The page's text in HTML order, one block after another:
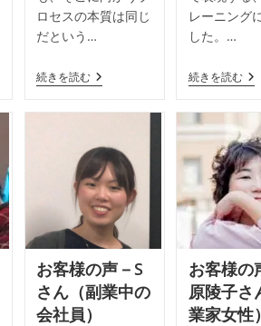
リ
ー:
ロセスの本質は同じ
だという…
続きを読むお
客
－
中
田
由
希
子
様
リ
ー:
レーニング
した。…
続きを読むお
客
声
－
様
お客様の声－S
さん（副業中の
会社員）
お客様
原陵子さ
業家女性）